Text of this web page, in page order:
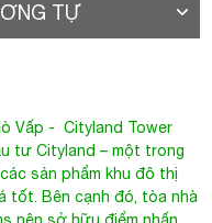
TỰ
Vấp - Cityland Tower
tư Cityland – một trong
sản phẩm khu đô thị
tốt. Bên cạnh đó, tòa nhà